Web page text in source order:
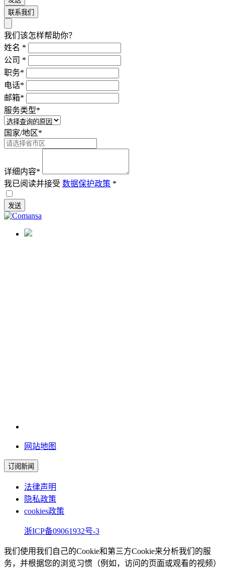
联系我们
我们该怎样帮助你？
姓名 *
公司 *
职务*
电话*
邮箱*
服务类型*
国家/地区*
详细内容*
我已阅读并接受 数据保护政策 *
发送
网站地图
订阅新闻
法律声明
隐私政策
cookies政策
浙ICP备09061932号-3
我们使用我们自己的Cookie和第三方Cookie来分析我们的服
务，并根据您的浏览习惯（例如，访问的页面或观看的视频）